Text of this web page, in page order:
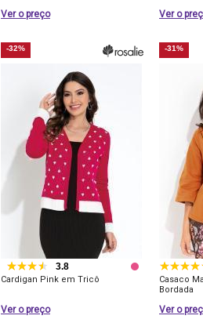
Ver o preço Ver o
-32%
3.8
Cardigan Pink em Tricô
Ver o preço
-31%
Casaco
Bordada
Ver o